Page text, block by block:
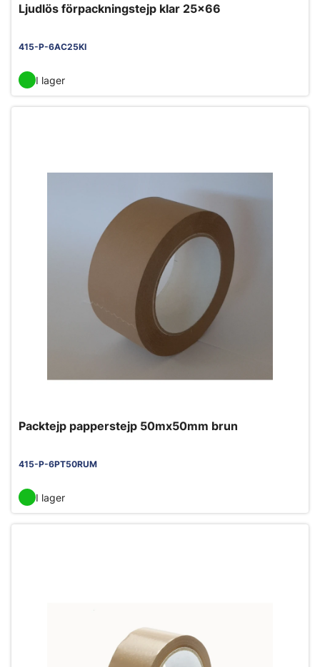
Ljudlös förpackningstejp klar 25x66
415-P-6AC25KI
I lager
Packtejp papperstejp 50mx50mm brun
415-P-6PT50RUM
I lager